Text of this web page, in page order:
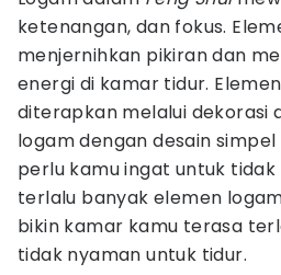
ketenangan, dan fokus.
menjernihkan pikiran dan
energi di kamar tidur.
diterapkan melalui dekorasi
logam dengan desain
perlu kamu ingat untuk
terlalu banyak elemen
bikin kamar kamu terasa
tidak nyaman untuk tidur.